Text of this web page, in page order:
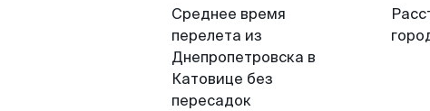
Среднее время
перелета из
Днепропетровска в
Катовице без
пересадок